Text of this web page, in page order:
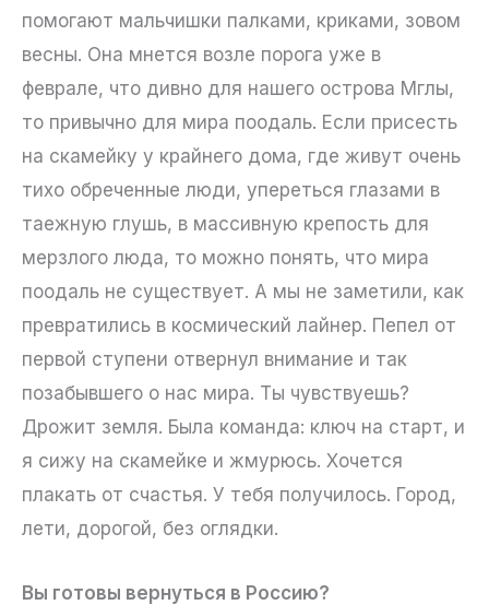
помогают мальчишки палками, криками, зовом
весны. Она мнется возле порога уже в
феврале, что дивно для нашего острова Мглы,
то привычно для мира поодаль. Если присесть
на скамейку у крайнего дома, где живут очень
тихо обреченные люди, упереться глазами в
таежную глушь, в массивную крепость для
мерзлого люда, то можно понять, что мира
поодаль не существует. А мы не заметили, как
превратились в космический лайнер. Пепел от
первой ступени отвернул внимание и так
позабывшего о нас мира. Ты чувствуешь?
Дрожит земля. Была команда: ключ на старт, и
я сижу на скамейке и жмурюсь. Хочется
плакать от счастья. У тебя получилось. Город,
лети, дорогой, без оглядки.
Вы готовы вернуться в Россию?